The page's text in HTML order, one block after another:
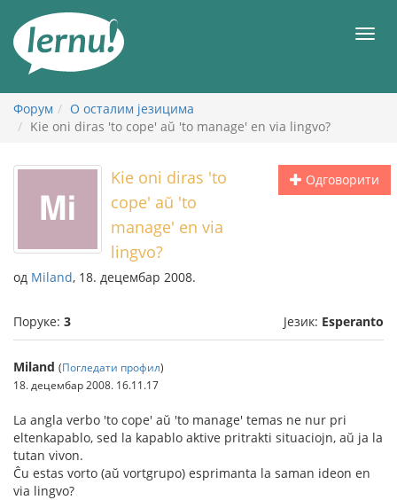
садржају
Форум
О осталим језицима
Kie oni diras 'to cope' aŭ 'to manage' en via lingvo?
Одговорити
Kie oni diras 'to
cope' aŭ 'to
manage' en via
lingvo?
од Miland, 18. децембар 2008.
Поруке: 3 Језик: Esperanto
Miland (Погледати профил)
18. децембар 2008. 16.11.17
La angla verbo 'to cope' aŭ 'to manage' temas ne nur pri
eltenkapablo, sed la kapablo aktive pritrakti situaciojn, aŭ ja la
tutan vivon.
Ĉu estas vorto (aŭ vortgrupo) esprimanta la saman ideon en
via lingvo?